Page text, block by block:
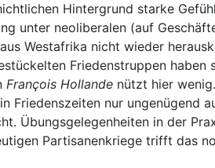
Hintergrund starke
unter neoliberalen (auf
Westafrika nicht wieder
Friedenstruppen
François Hollande nützt hier
Friedenszeiten nur ungenügend
Übungsgelegenheiten in der
Partisanenkriege trifft das